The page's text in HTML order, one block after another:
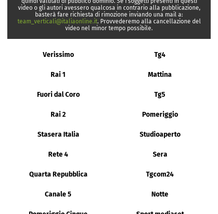
video o gli autori avessero qualcosa in contrario alla pubblicazione,
basterà fare richiesta di rimozione inviando una mail a:
team_verticali@italiaonline.it. Provvederemo alla cancellazione del
video nel minor tempo possibile.
Verissimo Tg4
Rai 1 Mattina
Fuori dal Coro Tg5
Rai 2 Pomeriggio
Stasera Italia Studioaperto
Rete 4 Sera
Quarta Repubblica Tgcom24
Canale 5 Notte